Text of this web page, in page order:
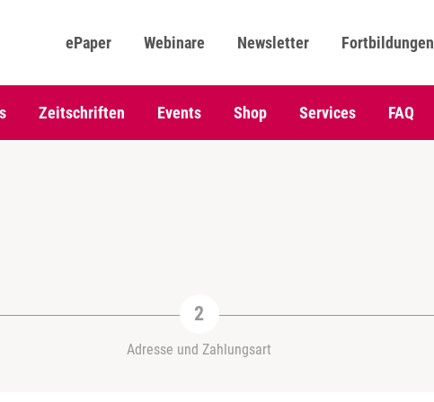
ePaper Webinare Newsletter Fortbildungen
Zeitschriften Events Shop Services FAQ
Adresse und Zahlungsart